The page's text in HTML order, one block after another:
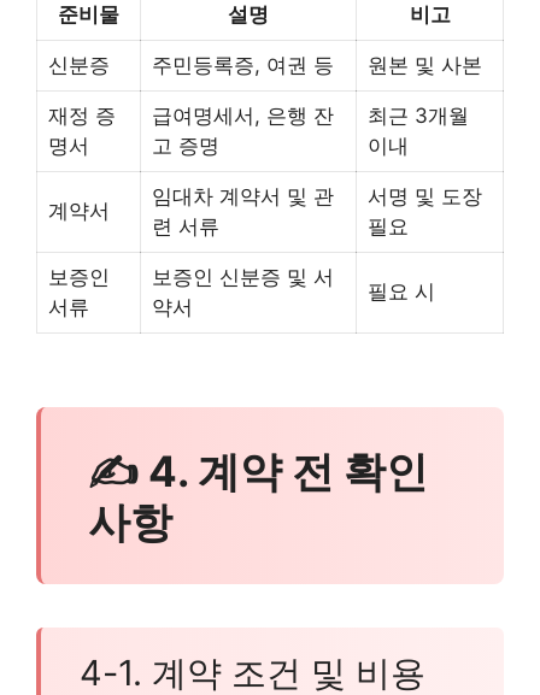
준비물 설명 비고
신분증 주민등록증, 여권 등 원본 및 사본
재정 증
명서
급여명세서, 은행 잔
고 증명
최근 3개월
이내
계약서
임대차 계약서 및 관
련 서류
서명 및 도장
필요
보증인
서류
보증인 신분증 및 서
약서
필요 시
✍ 4. 계약 전 확인
사항
4-1. 계약 조건 및 비용